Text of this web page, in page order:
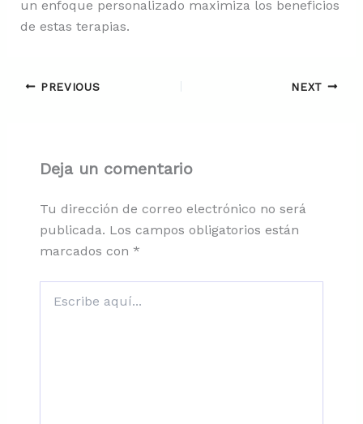
un enfoque personalizado maximiza los beneficios
de estas terapias.
PREVIOUS NEXT
Deja un comentario
Tu dirección de correo electrónico no será
publicada. Los campos obligatorios están
marcados con *
aquí...